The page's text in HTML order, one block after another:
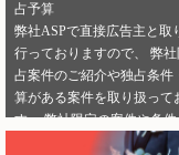
占予算
弊社ASPで直接広告主と取
行っておりますので、 弊
占案件のご紹介や独占条件
算がある案件を取り扱って
す。 弊社限定の案件や条
できるカテゴリーは下記と